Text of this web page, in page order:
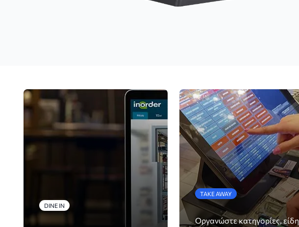
DINE IN
TAKE AWAY
Οργανώστε κατηγορίες, είδη